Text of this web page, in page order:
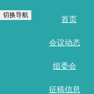
切换导航
首页
会议动态
组委会
征稿信息